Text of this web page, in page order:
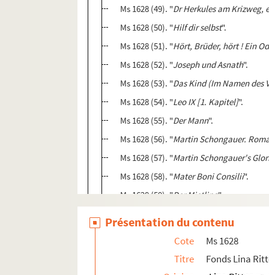
Ms 1628 (49). "Dr Herkules am Krizweg,
Ms 1628 (50). "Hilf dir selbst".
Ms 1628 (51). "Hört, Brüder, hört ! Ein
Ms 1628 (52). "Joseph und Asnath".
Ms 1628 (53). "Das Kind (Im Namen des
Ms 1628 (54). "Leo IX [1. Kapitel]".
Ms 1628 (55). "Der Mann".
Ms 1628 (56). "Martin Schongauer.
Ms 1628 (57). "Martin Schongauer's
Ms 1628 (58). "Mater Boni Consilii".
Ms 1628 (59). "Der Mietling".
Présentation du contenu
Cote
Ms 1628
Titre
Fonds Lina